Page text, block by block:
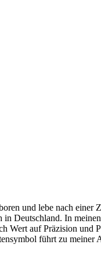
und lebe nach einer
in Deutschland. In
Wert auf Präzision und
führt zu meiner